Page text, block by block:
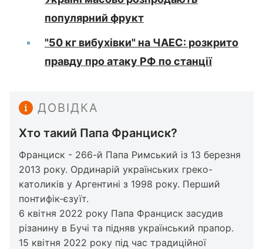
популярний фрукт
"50 кг вибухівки" на ЧАЕС: розкрито
правду про атаку РФ по станції
ДОВІДКА
Хто такий Папа Франциск?
Франциск - 266-й Папа Римський із 13 березня
2013 року. Ординарій українських греко-
католиків у Аргентині з 1998 року. Перший
понтифік-єзуїт.
6 квітня 2022 року Папа Франциск засудив
різанину в Бучі та підняв український прапор.
15 квітня 2022 року під час традиційної